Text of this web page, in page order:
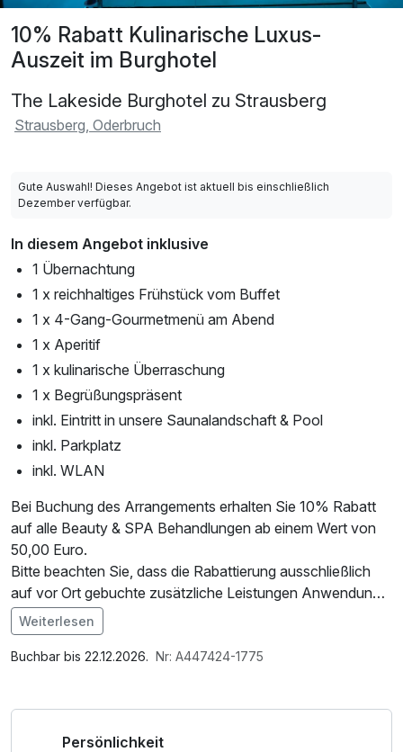
10% Rabatt Kulinarische Luxus-
Auszeit im Burghotel
The Lakeside Burghotel zu Strausberg
Strausberg, Oderbruch
Gute Auswahl! Dieses Angebot ist aktuell bis einschließlich
Dezember verfügbar.
In diesem Angebot inklusive
1 Übernachtung
1 x reichhaltiges Frühstück vom Buffet
1 x 4-Gang-Gourmetmenü am Abend
1 x Aperitif
1 x kulinarische Überraschung
1 x Begrüßungspräsent
inkl. Eintritt in unsere Saunalandschaft & Pool
inkl. Parkplatz
inkl. WLAN
Bei Buchung des Arrangements erhalten Sie 10% Rabatt
auf alle Beauty & SPA Behandlungen ab einem Wert von
50,00 Euro.
Bitte beachten Sie, dass die Rabattierung ausschließlich
auf vor Ort gebuchte zusätzliche Leistungen Anwendung
findet.
Bei Buchungen ab 3 Zimmern treten gesonderte
Im Angebot enthalten
Saunabenutzung, Saunatuch, Leihbademantel, Parkplatz,
Weiterlesen
Buchbar bis 22.12.2026. Nr: A447424-1775
Persönlichkeit